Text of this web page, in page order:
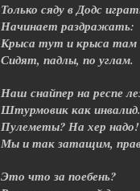
Только сяду в Додс
Начинает раздражать:
Крыса тут и крыса там
Сидят, падлы, по углам.
Наш снайпер на респе
Штурмовик как
Пулеметы? На хер надо!
Мы и так затащим,
Это что за поебень?